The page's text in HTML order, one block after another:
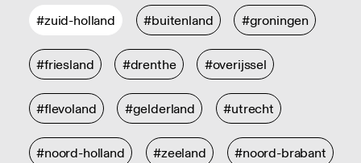
#zuid-holland #buitenland #groningen
#friesland #drenthe #overijssel
#flevoland #gelderland #utrecht
#noord-holland #zeeland #noord-brabant